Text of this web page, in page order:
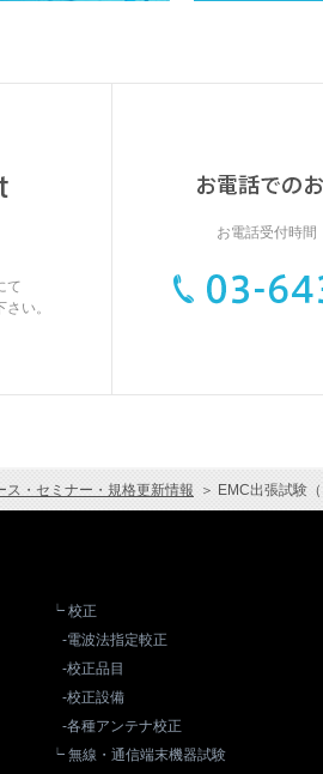
て
い。
お電話受付時間
ス・セミナー・規格更新情報 ＞ EMC出張試験
┕ 校正
-電波法指定較正
-校正品目
-校正設備
-各種アンテナ校正
┕ 無線・通信端末機器試験